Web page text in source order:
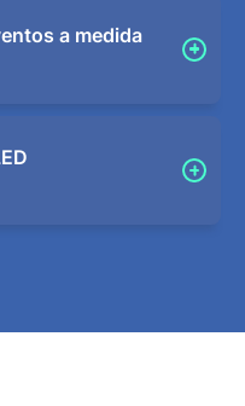
a medida